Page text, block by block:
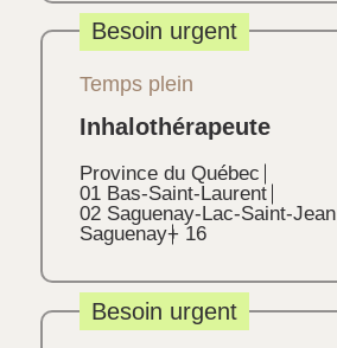
Besoin urgent
Temps plein
Inhalothérapeute
Province du Québec
01 Bas-Saint-Laurent
02 Saguenay-Lac-Saint-Jean
Saguenay+ 16
Besoin urgent